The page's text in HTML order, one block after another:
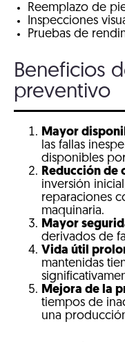
Reemplazo de
Inspecciones
Pruebas de
Beneficios
preventivo
Mayor
las fallas
disponibles
Reducción de
inversión
reparaciones
maquinaria.
Mayor
derivados de
Vida útil
mantenidas
Mejora de la
tiempos de
una